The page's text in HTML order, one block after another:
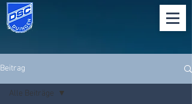
Beitrag
Alle Beiträge